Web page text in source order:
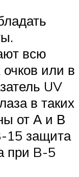
всю
или в
UV
в таких
от А и В
15 защита
при B-5